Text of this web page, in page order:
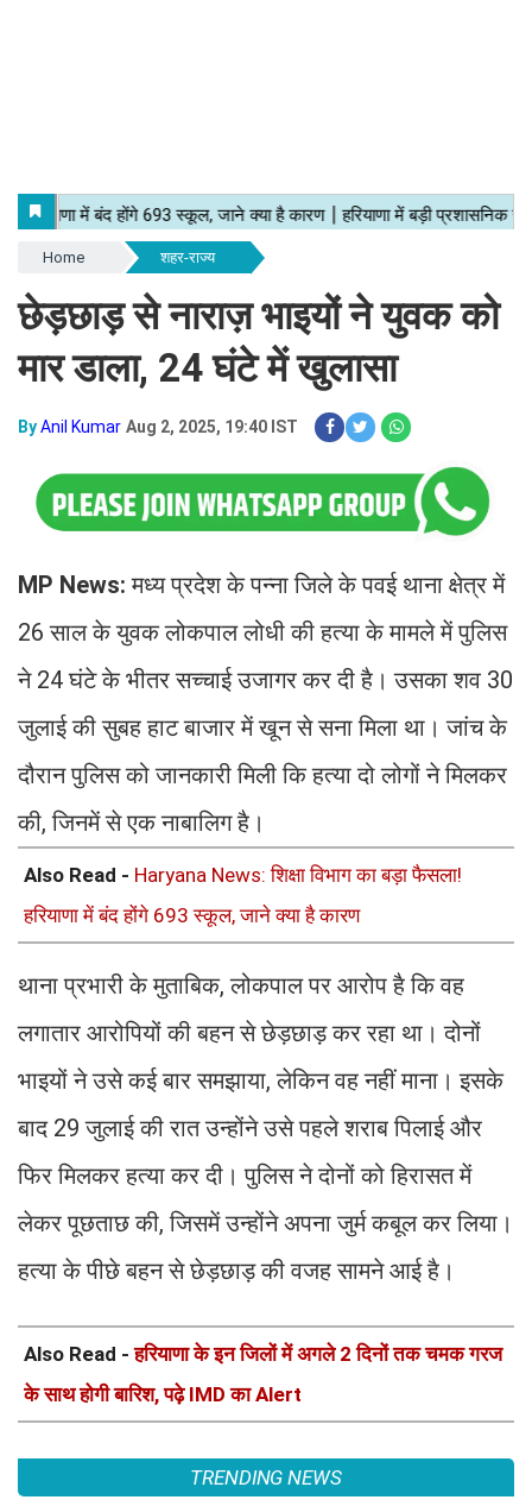
Home शहर-राज्य
छेड़छाड़ से नाराज़ भाइयों ने युवक को
मार डाला, 24 घंटे में खुलासा
ByAnil Kumar Aug 2, 2025, 19:40 IST
MP News: मध्य प्रदेश के पन्ना जिले के पवई थाना क्षेत्र में
26 साल के युवक लोकपाल लोधी की हत्या के मामले में पुलिस
ने 24 घंटे के भीतर सच्चाई उजागर कर दी है। उसका शव 30
जुलाई की सुबह हाट बाजार में खून से सना मिला था। जांच के
दौरान पुलिस को जानकारी मिली कि हत्या दो लोगों ने मिलकर
की, जिनमें से एक नाबालिग है।
Also Read - Haryana News: शिक्षा विभाग का बड़ा फैसला!
हरियाणा में बंद होंगे 693 स्कूल, जाने क्या है कारण
थाना प्रभारी के मुताबिक, लोकपाल पर आरोप है कि वह
लगातार आरोपियों की बहन से छेड़छाड़ कर रहा था। दोनों
भाइयों ने उसे कई बार समझाया, लेकिन वह नहीं माना। इसके
बाद 29 जुलाई की रात उन्होंने उसे पहले शराब पिलाई और
फिर मिलकर हत्या कर दी। पुलिस ने दोनों को हिरासत में
लेकर पूछताछ की, जिसमें उन्होंने अपना जुर्म कबूल कर लिया।
हत्या के पीछे बहन से छेड़छाड़ की वजह सामने आई है।
Also Read -हरियाणा के इन जिलों में अगले 2 दिनों तक चमक गरज
के साथ होगी बारिश, पढ़े IMD का Alert
TRENDING NEWS